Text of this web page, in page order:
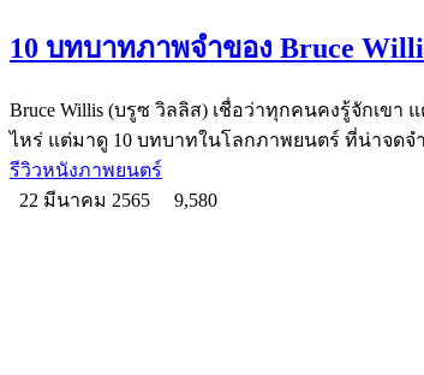
10 บทบาทภาพจำของ Bruce
Bruce Willis (บรูซ วิลลิส) เชื่อว่าทุกคนคงรู้จักเขา
ไหร่ แต่มาดู 10 บทบาทในโลกภาพยนตร์ ที่น่าจดจ
รีวิวหนังภาพยนตร์
22 มีนาคม 2565
9,580